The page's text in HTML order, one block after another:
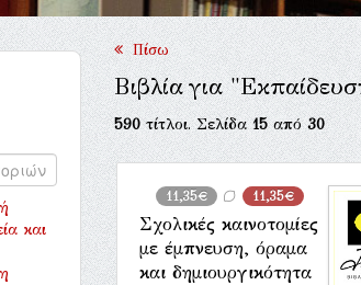
και
Πίσω
Βιβλία για
590τίτλοι. Σελίδα15από30
11,35€ 11,35€
Σχολικές καινοτομίες
με έμπνευση, όραμα
και δημιουργικότητα